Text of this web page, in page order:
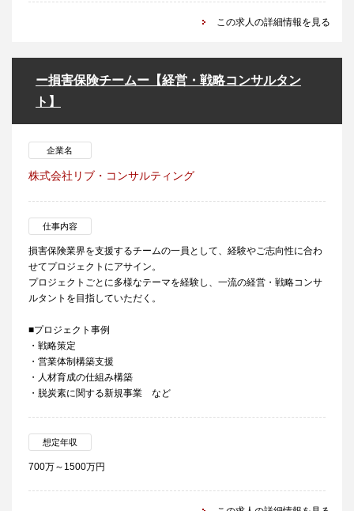
この求人の詳細情報を見る
ー損害保険チームー【経営・戦略コンサルタン
ト】
企業名
株式会社リブ・コンサルティング
仕事内容
損害保険業界を支援するチームの一員として、経験やご志向性に合わ
せてプロジェクトにアサイン。
プロジェクトごとに多様なテーマを経験し、一流の経営・戦略コンサ
ルタントを目指していただく。
■プロジェクト事例
・戦略策定
・営業体制構築支援
・人材育成の仕組み構築
・脱炭素に関する新規事業 など
想定年収
700万～1500万円